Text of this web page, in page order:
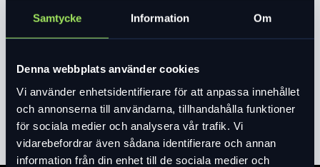
Samtycke Information Om
Denna webbplats använder cookies
Vi använder enhetsidentifierare för att anpassa innehållet
och annonserna till användarna, tillhandahålla funktioner
för sociala medier och analysera vår trafik. Vi
vidarebefordrar även sådana identifierare och annan
information från din enhet till de sociala medier och
Produktinformation
Specialized sadlar med SWAT kompatiblitet
(2 hål under sadeln baktill)
Kraftigt velcrostrap håller en slang, CO2
patron/munstycke och däckavtagare på
plats under sadeln.
Däckavtagare ingår, övrigt köps separat.
Läs merexpand_more